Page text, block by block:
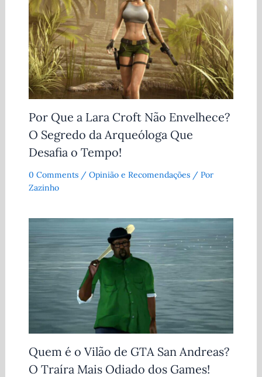
Por Que a Lara Croft Não Envelhece?
O Segredo da Arqueóloga Que
Desafia o Tempo!
0 Comments / Opinião e Recomendações/ Por
Zazinho
Quem é o Vilão de GTA San Andreas?
O Traíra Mais Odiado dos Games!